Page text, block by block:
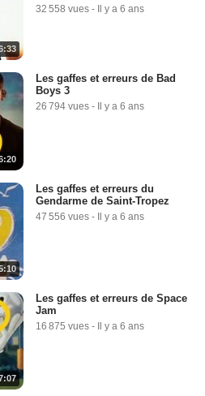
32 558 vues - Il y a 6 ans
Les gaffes et erreurs de Bad
Boys 3
26 794 vues - Il y a 6 ans
Les gaffes et erreurs du
Gendarme de Saint-Tropez
47 556 vues - Il y a 6 ans
Les gaffes et erreurs de Space
Jam
16 875 vues - Il y a 6 ans